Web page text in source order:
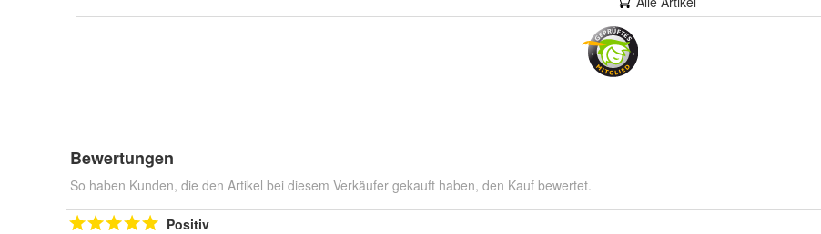
Bewertungen
So haben Kunden, die den Artikel bei diesem Verkäufer gekauft haben, den Kauf bewertet.
Positiv